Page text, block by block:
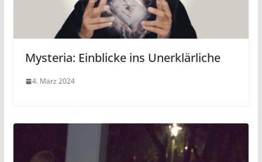
Mysteria: Einblicke ins Unerklärliche
4. März 2024